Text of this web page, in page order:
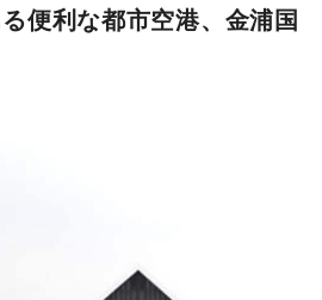
便利な都市空港、金浦国